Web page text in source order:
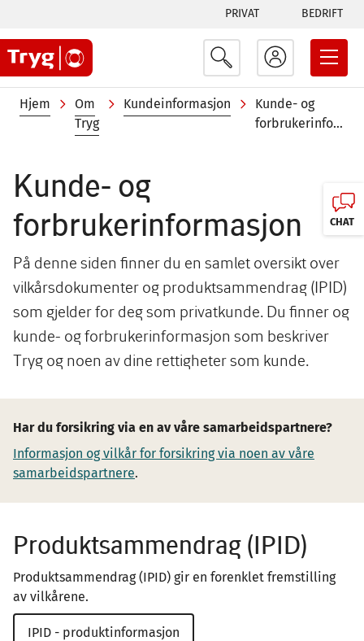
hovedinnhold
Tabs
menu
PRIVAT BEDRIFT
Navigasjonssti
Hjem
Om
Tryg
Kundeinformasjon
Kunde- og
forbrukerinformasjon
Kunde- og
forbrukerinformasjon
På denne siden finner du en samlet oversikt over
vilkårsdokumenter og produktsammendrag (IPID)
som gjelder for deg som privatkunde. Du finner og
kunde- og forbrukerinformasjon som beskriver
Tryg og noen av dine rettigheter som kunde.
Har du forsikring via en av våre samarbeidspartnere?
Informasjon og vilkår for forsikring via noen av våre
samarbeidspartnere.
Produktsammendrag (IPID)
Produktsammendrag (IPID) gir en forenklet fremstilling
av vilkårene.
IPID - produktinformasjon
CHAT